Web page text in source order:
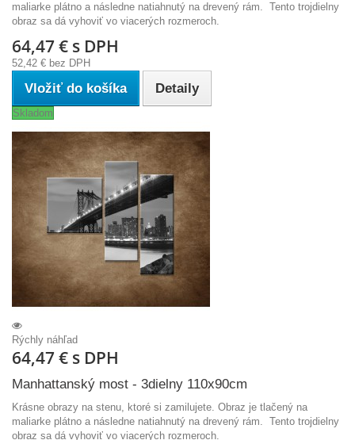
maliarke plátno a následne natiahnutý na drevený rám. Tento trojdielny
obraz sa dá vyhoviť vo viacerých rozmeroch.
64,47 € s DPH
52,42 € bez DPH
Vložiť do košíka Detaily
Skladom
Rýchly náhľad
64,47 € s DPH
Manhattanský most - 3dielny 110x90cm
Krásne obrazy na stenu, ktoré si zamilujete. Obraz je tlačený na
maliarke plátno a následne natiahnutý na drevený rám. Tento trojdielny
obraz sa dá vyhoviť vo viacerých rozmeroch.